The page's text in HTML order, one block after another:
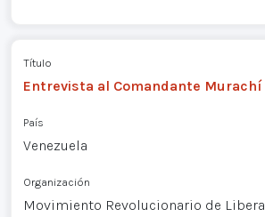
Título
Entrevista al Comandante Murachí
País
Venezuela
Organización
Movimiento Revolucionario de